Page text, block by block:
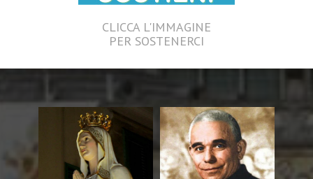
CLICCA L'IMMAGINE
PER SOSTENERCI